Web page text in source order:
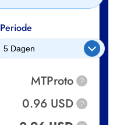
Periode
MTProto ?
0.96 USD ?